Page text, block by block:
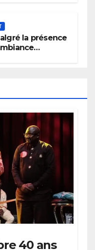
la présence
40 ans